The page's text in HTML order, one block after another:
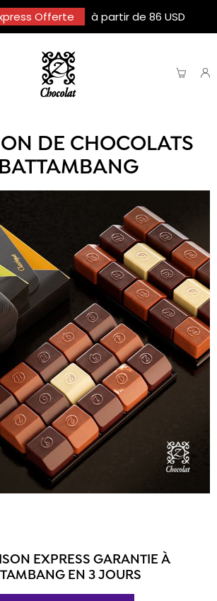
Offerte à partir de 86 USD
DE CHOCOLATS
EXPRESS GARANTIE À
EN 3 JOURS